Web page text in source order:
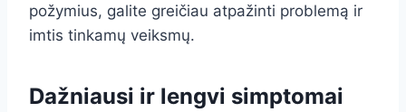
požymius, galite greičiau atpažinti problemą ir
imtis tinkamų veiksmų.
Dažniausi ir lengvi simptomai